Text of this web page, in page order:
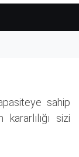
sahip
sizi